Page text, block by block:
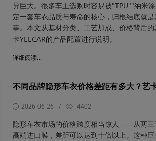
异巨大。很多车主选购时容易被"TPU""纳米
定一套车衣品质与寿命的核心，归根结底就
事。本文从基材分类、工艺加成、价格背后
卡YEECAR的产品配置进行说明。
详细阅读...
不同品牌隐形车衣价格差距有多大？艺
2026-06-26 / 4402
隐形车衣市场的价格跨度相当惊人——从两三
高端进口膜，差距可以达到十倍以上。这种